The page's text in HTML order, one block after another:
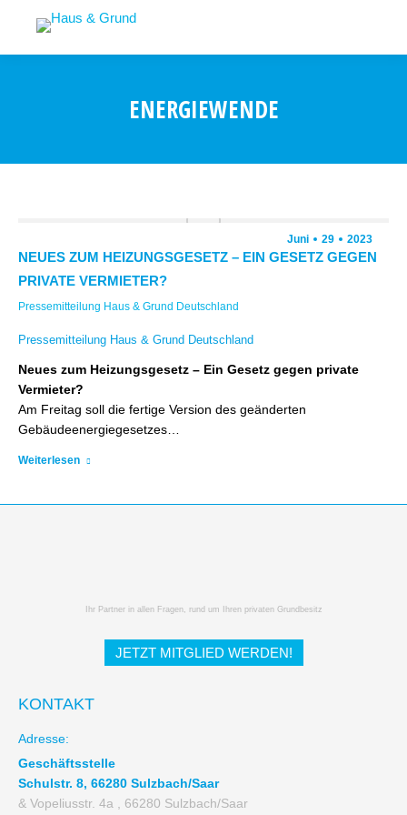
ENERGIEWENDE
Juni 29 2023
NEUES ZUM HEIZUNGSGESETZ – EIN GESETZ GEGEN
PRIVATE VERMIETER?
Pressemitteilung Haus & Grund Deutschland
Pressemitteilung Haus & Grund Deutschland
Neues zum Heizungsgesetz – Ein Gesetz gegen private
Vermieter?
Am Freitag soll die fertige Version des geänderten
Gebäudeenergiegesetzes…
Weiterlesen
Ihr Partner in allen Fragen, rund um Ihren privaten Grundbesitz
JETZT MITGLIED WERDEN!
KONTAKT
Adresse:
Geschäftsstelle
Schulstr. 8, 66280 Sulzbach/Saar
& Vopeliusstr. 4a , 66280 Sulzbach/Saar